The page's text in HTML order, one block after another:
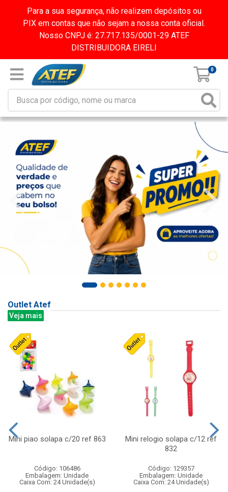
Para a sua segurança, não realizem depósitos ou
PIX em contas que não sejam a nossa conta oficial.
Nosso CNPJ é: 27.717.135/0001-29 ATEF
DISTRIBUIDORA EIRELI
0
Outlet Atef
Veja mais
Mini piao solapa c/20 ref 863
Código: 106486
Embalagem: Unidade
Caixa Com: 24 Unidade(s)
Mini relogio solapa c/12 ref
832
Código: 129357
Embalagem: Unidade
Caixa Com: 24 Unidade(s)